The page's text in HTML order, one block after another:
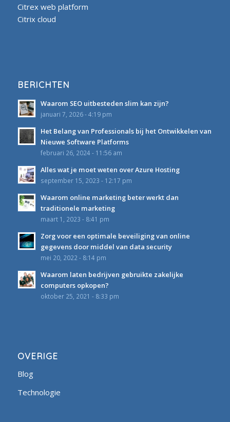
Citrex web platform
Citrix cloud
BERICHTEN
Waarom SEO uitbesteden slim kan zijn?
januari 7, 2026 - 4:19 pm
Het Belang van Professionals bij het Ontwikkelen van
Nieuwe Software Platforms
februari 26, 2024 - 11:56 am
Alles wat je moet weten over Azure Hosting
september 15, 2023 - 12:17 pm
Waarom online marketing beter werkt dan
traditionele marketing
maart 1, 2023 - 8:41 pm
Zorg voor een optimale beveiliging van online
gegevens door middel van data security
mei 20, 2022 - 8:14 pm
Waarom laten bedrijven gebruikte zakelijke
computers opkopen?
oktober 25, 2021 - 8:33 pm
OVERIGE
Blog
Technologie